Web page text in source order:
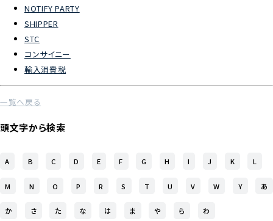
物流トピックス
NOTIFY PARTY
SHIPPER
STC
コンサイニー
輸入消費税
一覧へ戻る
頭文字から検索
A B C D E F G H I J K L
M N O P R S T U V W Y あ
か さ た な は ま や ら わ